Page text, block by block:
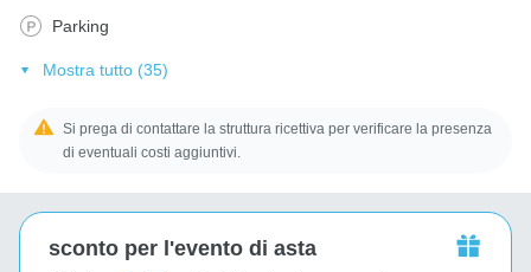
Parking
Mostra tutto (35)
Si prega di contattare la struttura ricettiva per verificare la presenza
di eventuali costi aggiuntivi.
sconto per l'evento di asta